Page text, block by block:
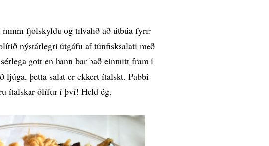
minni fjölskyldu og tilvalið að útbúa fyrir
nýstárlegri útgáfu af túnfisksalati með
gott en hann bar það einmitt fram í
þetta salat er ekkert ítalskt. Pabbi
ítalskar ólífur í því! Held ég.